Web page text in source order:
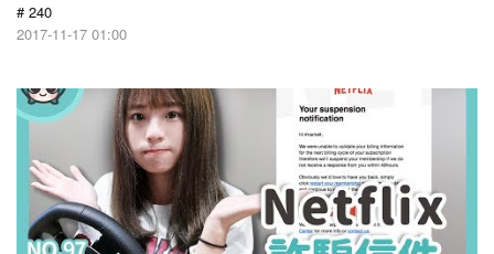
# 240
2017-11-17 01:00